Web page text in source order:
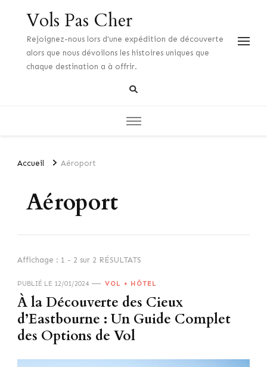
Vols Pas Cher
Rejoignez-nous lors d'une expédition de découverte
alors que nous dévoilons les histoires uniques que
chaque destination a à offrir.
Accueil Aéroport
Aéroport
Affichage : 1 - 2 sur 2 RÉSULTATS
PUBLIÉ LE 12/01/2024 VOL + HÔTEL
À la Découverte des Cieux
d’Eastbourne : Un Guide Complet
des Options de Vol